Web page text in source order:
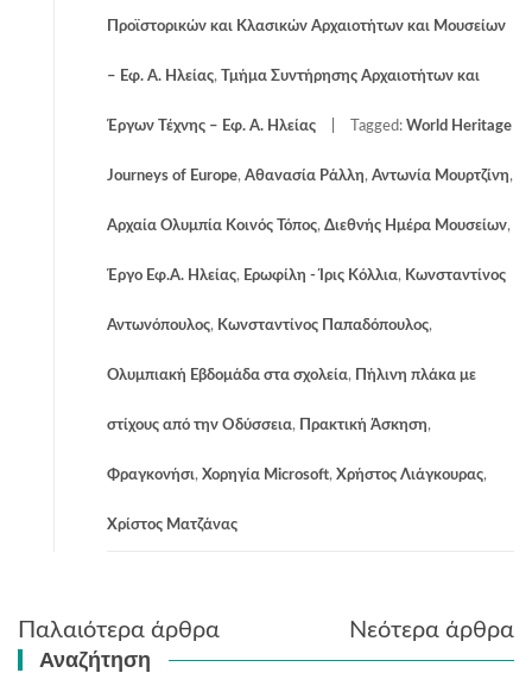
Προϊστορικών και Κλασικών Αρχαιοτήτων και Μουσείων
– Εφ. Α. Ηλείας, Τμήμα Συντήρησης Αρχαιοτήτων και
Έργων Τέχνης – Εφ. Α. Ηλείας Tagged: World Heritage
Journeys of Europe, Αθανασία Ράλλη, Αντωνία Μουρτζίνη,
Αρχαία Ολυμπία Κοινός Τόπος, Διεθνής Ημέρα Μουσείων,
Έργο Εφ.Α. Ηλείας, Ερωφίλη - Ίρις Κόλλια, Κωνσταντίνος
Αντωνόπουλος, Κωνσταντίνος Παπαδόπουλος,
Ολυμπιακή Εβδομάδα στα σχολεία, Πήλινη πλάκα με
στίχους από την Οδύσσεια, Πρακτική Άσκηση,
Φραγκονήσι, Χορηγία Microsoft, Χρήστος Λιάγκουρας,
Χρίστος Ματζάνας
Πλοήγηση
άρθρων
Παλαιότερα άρθρα
Νεότερα άρθρα
Αναζήτηση